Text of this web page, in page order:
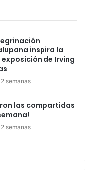
inspira la
exposición de Irving
semanas
las compartidas
semanas